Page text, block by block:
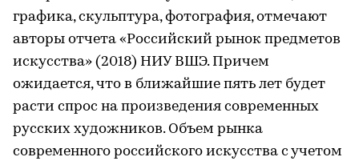
графика, скульптура, фотография, отмечают
авторы отчета «Российский рынок предметов
искусства» (2018) НИУ ВШЭ. Причем
ожидается, что в ближайшие пять лет будет
расти спрос на произведения современных
русских художников. Объем рынка
современного российского искусства с учетом